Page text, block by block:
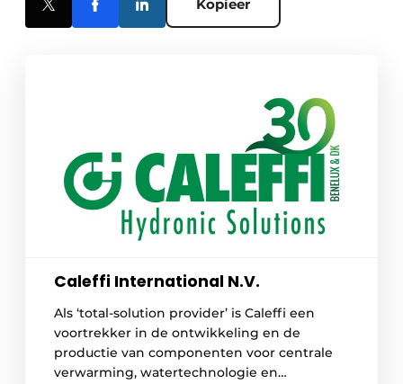
Kopieer
Caleffi International N.V.
Als ‘total-solution provider’ is Caleffi een
voortrekker in de ontwikkeling en de
productie van componenten voor centrale
verwarming, watertechnologie en